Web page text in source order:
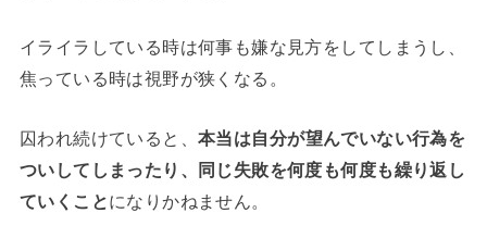
イライラしている時は何事も嫌な見方をしてしまうし、
焦っている時は視野が狭くなる。
囚われ続けていると、本当は自分が望んでいない行為を
ついしてしまったり、同じ失敗を何度も何度も繰り返し
ていくことになりかねません。